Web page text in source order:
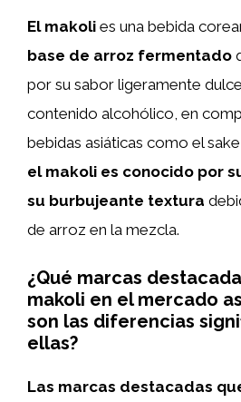
El makoli es una bebida
base de arroz fermentado
por su sabor ligeramente
contenido alcohólico, en
bebidas asiáticas como el
el makoli es conocido por
su burbujeante textura
de arroz en la mezcla.
¿Qué marcas
makoli en el mercado
son las diferencias
ellas?
Las marcas destacadas